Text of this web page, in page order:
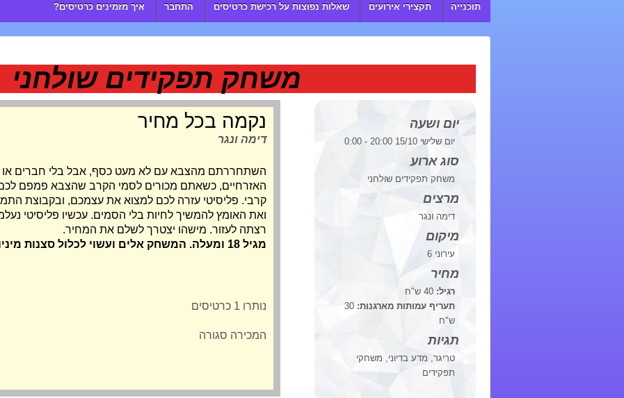
תוכנייה תקצירי אירועים שאלות נפוצות על רכישת כרטיסים התחבר איך מזמינים כרטיסים?
משחק תפקידים שולחני
יום ושעה
יום שלישי 15/10 20:00 - 0:00
סוג ארוע
משחק תפקידים שולחני
מרצים
דימה ונגר
מיקום
עירוני 6
מחיר
רגיל:
תעריף עמותות מארגנות: 30
ש"ח
תגיות
טריגר, מדע בדיוני, משחקי
תפקידים
נקמה בכל מחיר
דימה ונגר
השתחררתם מהצבא עם לא מעט כסף, אבל בלי חברים או
קרבי. פליסיטי עזרה לכם למצוא את עצמכם, ובקבוצת
ואת האומץ להמשיך לחיות בלי הסמים. עכשיו פליסיטי
רצתה לעזור. מישהו יצטרך לשלם את המחיר.
מגיל 18 ומעלה. המשחק אלים ועשוי לכלול סצנות מיניות.
נותרו 1 כרטיסים
המכירה סגורה